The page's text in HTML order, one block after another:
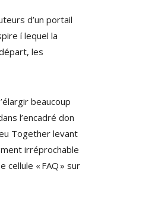
d’un portail
í lequel la
les
beaucoup
l’encadré don
Together levant
irréprochable
« FAQ » sur